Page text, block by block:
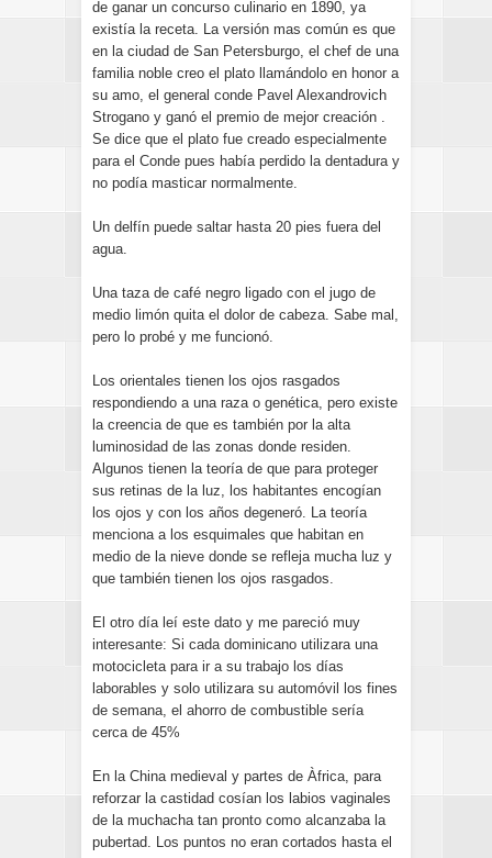
de ganar un concurso culinario en 1890, ya
existía la receta. La versión mas común es que
en la ciudad de San Petersburgo, el chef de una
familia noble creo el plato llamándolo en honor a
su amo, el general conde Pavel Alexandrovich
Strogano y ganó el premio de mejor creación .
Se dice que el plato fue creado especialmente
para el Conde pues había perdido la dentadura y
no podía masticar normalmente.
Un delfín puede saltar hasta 20 pies fuera del
agua.
Una taza de café negro ligado con el jugo de
medio limón quita el dolor de cabeza. Sabe mal,
pero lo probé y me funcionó.
Los orientales tienen los ojos rasgados
respondiendo a una raza o genética, pero existe
la creencia de que es también por la alta
luminosidad de las zonas donde residen.
Algunos tienen la teoría de que para proteger
sus retinas de la luz, los habitantes encogían
los ojos y con los años degeneró. La teoría
menciona a los esquimales que habitan en
medio de la nieve donde se refleja mucha luz y
que también tienen los ojos rasgados.
El otro día leí este dato y me pareció muy
interesante: Si cada dominicano utilizara una
motocicleta para ir a su trabajo los días
laborables y solo utilizara su automóvil los fines
de semana, el ahorro de combustible sería
cerca de 45%
En la China medieval y partes de Àfrica, para
reforzar la castidad cosían los labios vaginales
de la muchacha tan pronto como alcanzaba la
pubertad. Los puntos no eran cortados hasta el